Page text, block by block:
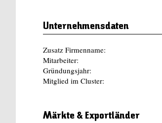
Unternehmensdaten
Zusatz Firmenname:
Mitarbeiter:
Gründungsjahr:
Mitglied im Cluster:
Märkte & Exportländer